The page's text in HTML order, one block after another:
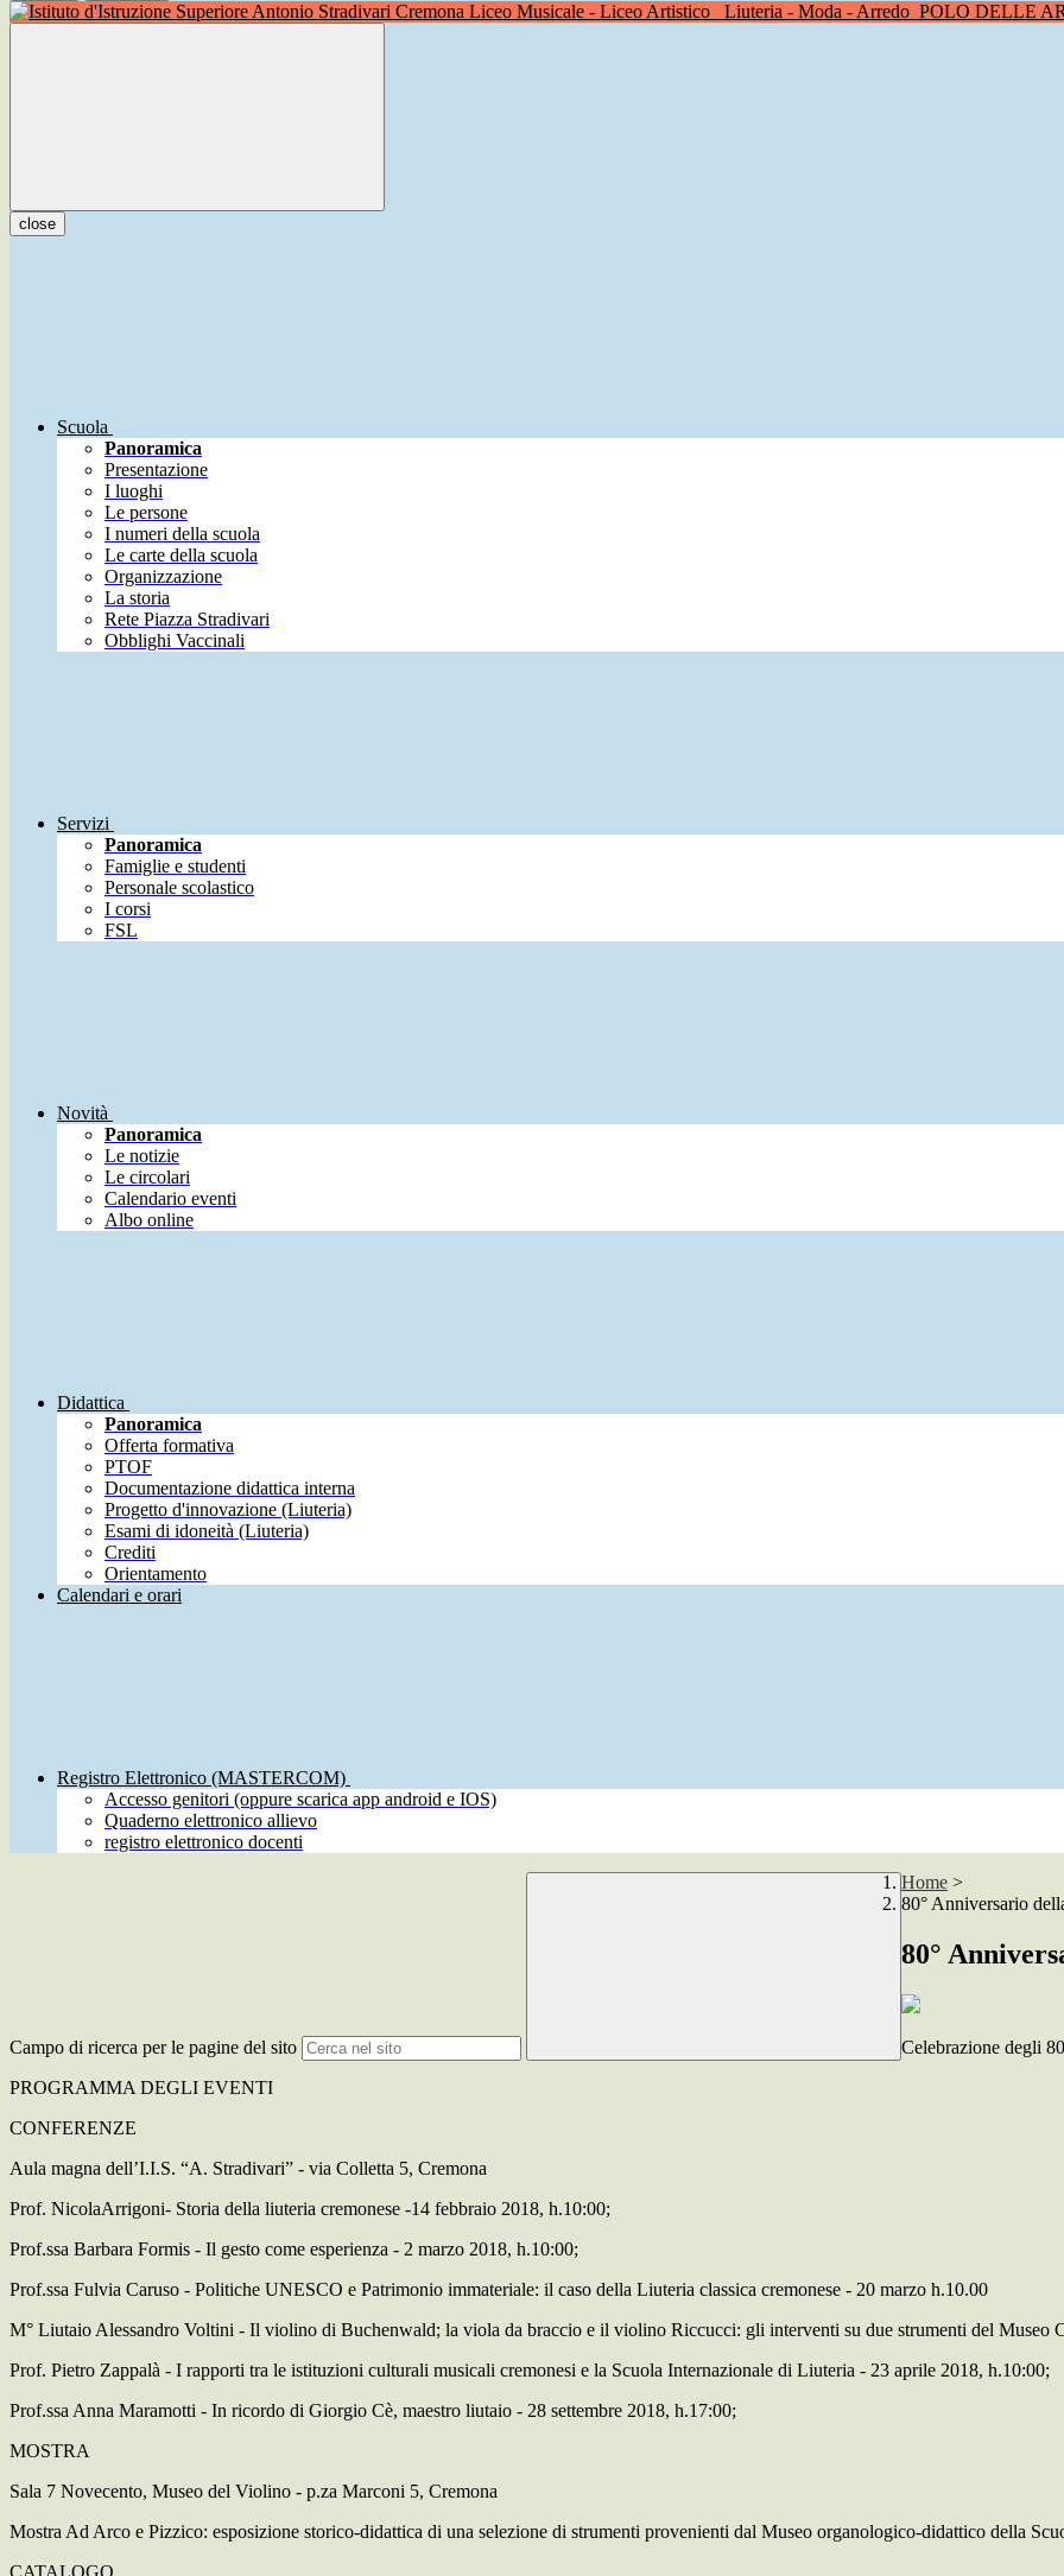
Liceo Musicale - Liceo Artistico Liuteria - Moda - Arredo POLO DELLE
close
Scuola
Panoramica
Presentazione
I luoghi
Le persone
I numeri della scuola
Le carte della scuola
Organizzazione
La storia
Rete Piazza Stradivari
Obblighi Vaccinali
Servizi
Panoramica
Famiglie e studenti
Personale scolastico
I corsi
FSL
Novità
Panoramica
Le notizie
Le circolari
Calendario eventi
Albo online
Didattica
Panoramica
Offerta formativa
PTOF
Documentazione didattica interna
Progetto d'innovazione (Liuteria)
Esami di idoneità (Liuteria)
Crediti
Orientamento
Calendari e orari
Registro Elettronico (MASTERCOM)
Accesso genitori (oppure scarica app android e IOS)
Quaderno elettronico allievo
registro elettronico docenti
Campo di ricerca per le pagine del sito
Home >
80° Anniversario
80°
Celebrazione degli
PROGRAMMA DEGLI EVENTI
CONFERENZE
Aula magna dell’I.I.S. “A. Stradivari” - via Colletta 5, Cremona
Prof. NicolaArrigoni- Storia della liuteria cremonese -14 febbraio 2018, h.10:00;
Prof.ssa Barbara Formis - Il gesto come esperienza - 2 marzo 2018, h.10:00;
Prof.ssa Fulvia Caruso - Politiche UNESCO e Patrimonio immateriale: il caso della Liuteria classica cremonese - 20 marzo h.10.00
M° Liutaio Alessandro Voltini - Il violino di Buchenwald; la viola da braccio e il violino Riccucci: gli interventi su due strumenti del Museo
Prof. Pietro Zappalà - I rapporti tra le istituzioni culturali musicali cremonesi e la Scuola Internazionale di Liuteria - 23 aprile 2018, h.10:00;
Prof.ssa Anna Maramotti - In ricordo di Giorgio Cè, maestro liutaio - 28 settembre 2018, h.17:00;
MOSTRA
Sala 7 Novecento, Museo del Violino - p.za Marconi 5, Cremona
Mostra Ad Arco e Pizzico: esposizione storico-didattica di una selezione di strumenti provenienti dal Museo organologico-didattico della